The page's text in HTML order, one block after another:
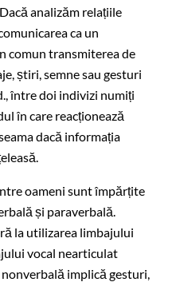
analizăm relațiile
ca un
comun transmiterea de
știri, semne sau gesturi
între doi indivizi numiți
în care reacționează
dacă informația
oameni sunt împărțite
și paraverbală.
la utilizarea limbajului
vocal nearticulat
implică gesturi,